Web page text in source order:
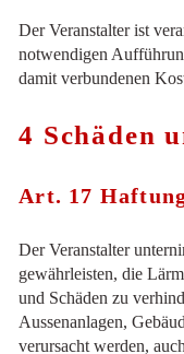
Der Veranstalter ist
notwendigen
damit verbundenen
4 Schäden
Art. 17
Der Veranstalter
gewährleisten, die
und Schäden zu
Aussenanlagen,
verursacht werden,